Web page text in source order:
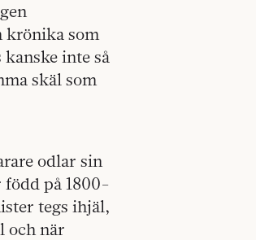
krönika som
inte så
skäl som
odlar sin
på 1800-
tegs ihjäl,
och när